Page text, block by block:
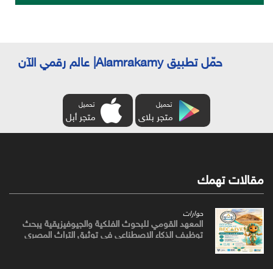
حمّل تطبيق Alamrakamy| عالم رقمي الآن
تحميل
متجر بلاى
تحميل
متجر أبل
مقالات تهمك
حوارات
المعهد القومي للبحوث الفلكية والجيوفيزيقية يبحث
توظيف الذكاء الاصطناعي في توثيق التراث المصري